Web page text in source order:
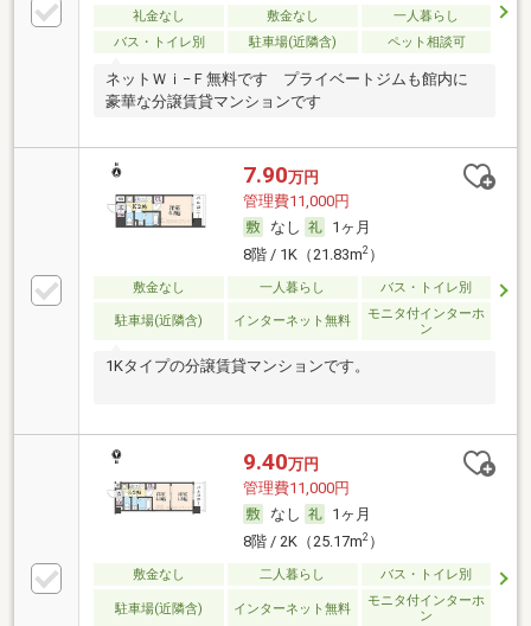
礼金なし 敷金なし
一人暮らし
バス・トイレ別
駐車場(近隣含) ペット相談可
ネットＷｉ−Ｆ無料です プライベートジムも館内に
豪華な分譲賃貸マンションです
7.90万円
管理費11,000円
なし
1ヶ月
8階 / 1K（21.83m2）
敷金なし 一人暮らし バス・トイレ別
駐車場(近隣含) インターネット無料
モニタ付インターホ
ン
1Kタイプの分譲賃貸マンションです。
9.40万円
管理費11,000円
なし
1ヶ月
8階 / 2K（25.17m2）
敷金なし 二人暮らし バス・トイレ別
駐車場(近隣含) インターネット無料
モニタ付インターホ
ン